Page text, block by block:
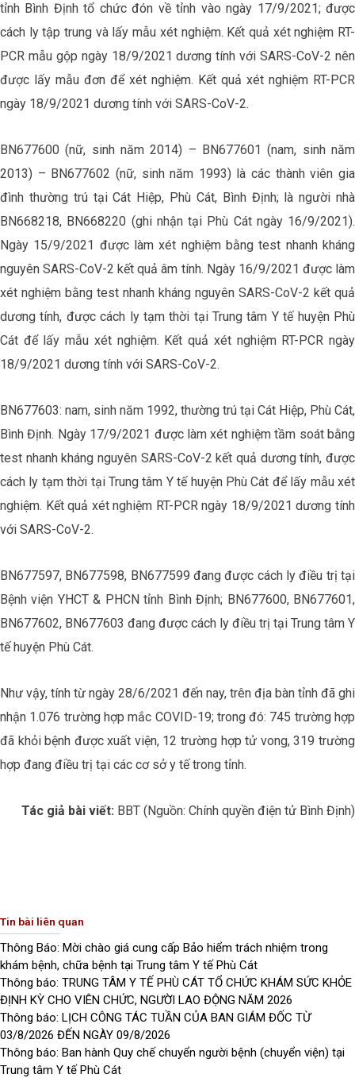
tỉnh Bình Định tổ chức đón về tỉnh vào ngày 17/9/2021; được
cách ly tập trung và lấy mẫu xét nghiệm. Kết quả xét nghiệm RT-
PCR mẫu gộp ngày 18/9/2021 dương tính với SARS-CoV-2 nên
được lấy mẫu đơn để xét nghiệm. Kết quả xét nghiệm RT-PCR
ngày 18/9/2021 dương tính với SARS-CoV-2.
BN677600 (nữ, sinh năm 2014) – BN677601 (nam, sinh năm
2013) – BN677602 (nữ, sinh năm 1993) là các thành viên gia
đình thường trú tại Cát Hiệp, Phù Cát, Bình Định; là người nhà
BN668218, BN668220 (ghi nhận tại Phù Cát ngày 16/9/2021).
Ngày 15/9/2021 được làm xét nghiệm bằng test nhanh kháng
nguyên SARS-CoV-2 kết quả âm tính. Ngày 16/9/2021 được làm
xét nghiệm bằng test nhanh kháng nguyên SARS-CoV-2 kết quả
dương tính, được cách ly tạm thời tại Trung tâm Y tế huyện Phù
Cát để lấy mẫu xét nghiệm. Kết quả xét nghiệm RT-PCR ngày
18/9/2021 dương tính với SARS-CoV-2.
BN677603: nam, sinh năm 1992, thường trú tại Cát Hiệp, Phù Cát,
Bình Định. Ngày 17/9/2021 được làm xét nghiệm tầm soát bằng
test nhanh kháng nguyên SARS-CoV-2 kết quả dương tính, được
cách ly tạm thời tại Trung tâm Y tế huyện Phù Cát để lấy mẫu xét
nghiệm. Kết quả xét nghiệm RT-PCR ngày 18/9/2021 dương tính
với SARS-CoV-2.
BN677597, BN677598, BN677599 đang được cách ly điều trị tại
Bệnh viện YHCT & PHCN tỉnh Bình Định; BN677600, BN677601,
BN677602, BN677603 đang được cách ly điều trị tại Trung tâm Y
tế huyện Phù Cát.
Như vậy, tính từ ngày 28/6/2021 đến nay, trên địa bàn tỉnh đã ghi
nhận 1.076 trường hợp mắc COVID-19; trong đó: 745 trường hợp
đã khỏi bệnh được xuất viện, 12 trường hợp tử vong, 319 trường
hợp đang điều trị tại các cơ sở y tế trong tỉnh.
Tác giả bài viết: BBT (Nguồn: Chính quyền điện tử Bình Định)
Tin bài liên quan
Thông Báo: Mời chào giá cung cấp Bảo hiểm trách nhiệm trong
khám bệnh, chữa bệnh tại Trung tâm Y tế Phù Cát
Thông báo: TRUNG TÂM Y TẾ PHÙ CÁT TỔ CHỨC KHÁM SỨC KHỎE
ĐỊNH KỲ CHO VIÊN CHỨC, NGƯỜI LAO ĐỘNG NĂM 2026
Thông báo: LỊCH CÔNG TÁC TUẦN CỦA BAN GIÁM ĐỐC TỪ
03/8/2026 ĐẾN NGÀY 09/8/2026
Thông báo: Ban hành Quy chế chuyển người bệnh (chuyển viện) tại
Trung tâm Y tế Phù Cát